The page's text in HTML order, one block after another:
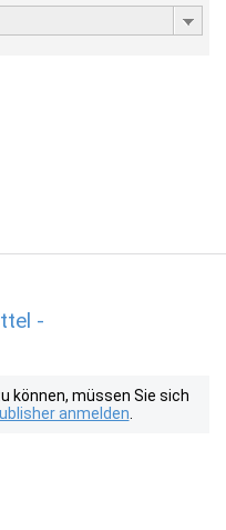
-
können, müssen Sie sich
anmelden